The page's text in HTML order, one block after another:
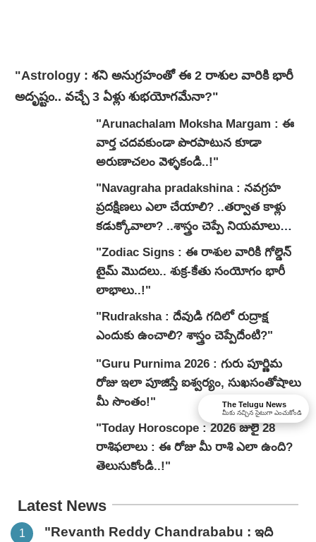
"Astrology : శని అనుగ్రహంతో ఈ 2 రాశుల వారికి భారీ
అదృష్టం.. వచ్చే 3 ఏళ్లు శుభయోగమేనా?"
"Arunachalam Moksha Margam : ఈ
వార్త చదవకుండా పొరపాటున కూడా
అరుణాచలం వెళ్ళకండి..!"
"Navagraha pradakshina : నవగ్రహ
ప్రదక్షిణలు ఎలా చేయాలి? ..తర్వాత కాళ్లు
కడుక్కోవాలా? ..శాస్త్రం చెప్పే నియమాలు
ఇవే..!"
"Zodiac Signs : ఈ రాశుల వారికి గోల్డెన్
టైమ్ మొదలు.. శుక్ర-కేతు సంయోగం భారీ
లాభాలు..!"
"Rudraksha : దేవుడి గదిలో రుద్రాక్ష
ఎందుకు ఉంచాలి? శాస్త్రం చెప్పేదేంటి?"
"Guru Purnima 2026 : గురు పూర్ణిమ
రోజు ఇలా పూజిస్తే ఐశ్వర్యం, సుఖసంతోషాలు
మీ సొంతం!"
"Today Horoscope : 2026 జులై 28
రాశిఫలాలు : ఈ రోజు మీ రాశి ఎలా ఉంది?
తెలుసుకోండి..!"
Latest News
"Revanth Reddy Chandrababu : ఇది
The Telugu News
మీకు నచ్చిన సైటుగా ఎంచుకోండి